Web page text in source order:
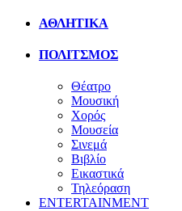
ΑΘΛΗΤΙΚΑ
ΠΟΛΙΤΣΜΟΣ
Θέατρο
Μουσική
Χορός
Μουσεία
Σινεμά
Βιβλίο
Εικαστικά
Τηλεόραση
ENTERTAINMENT